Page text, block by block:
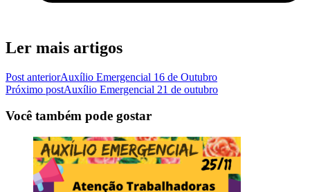
Ler mais artigos
Post anteriorAuxílio Emergencial 16 de Outubro
Próximo postAuxílio Emergencial 21 de outubro
Você também pode gostar